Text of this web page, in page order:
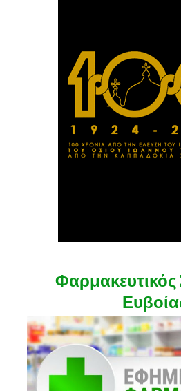
Φαρμακευτικός